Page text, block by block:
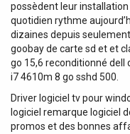
possèdent leur
quotidien rythme
dizaines depuis
goobay de carte sd et et
go 15,6 reconditionné
i7 4610m 8 go sshd 500.
Driver logiciel tv pour
logiciel remarque logiciel
promos et des bonnes